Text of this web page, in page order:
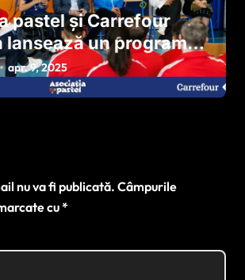
pastel și Carrefour
lansează un program
dezvoltarea
paralimpic
apr. 9, 2025
nu va fi publicată. Câmpurile
cu*